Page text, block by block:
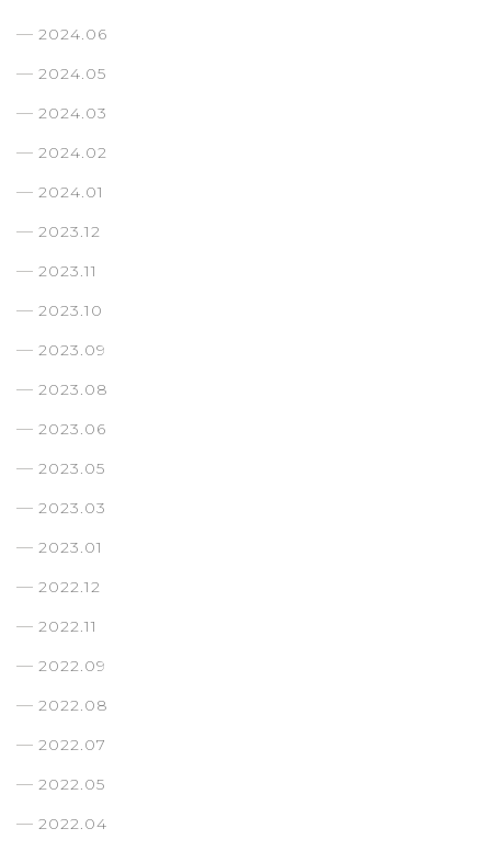
2024.06
2024.05
2024.03
2024.02
2024.01
2023.12
2023.11
2023.10
2023.09
2023.08
2023.06
2023.05
2023.03
2023.01
2022.12
2022.11
2022.09
2022.08
2022.07
2022.05
2022.04